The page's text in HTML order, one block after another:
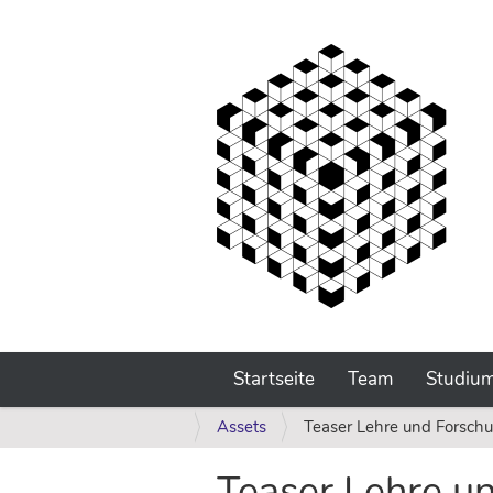
Startseite Team
S
i
e
Assets Teaser Lehre und